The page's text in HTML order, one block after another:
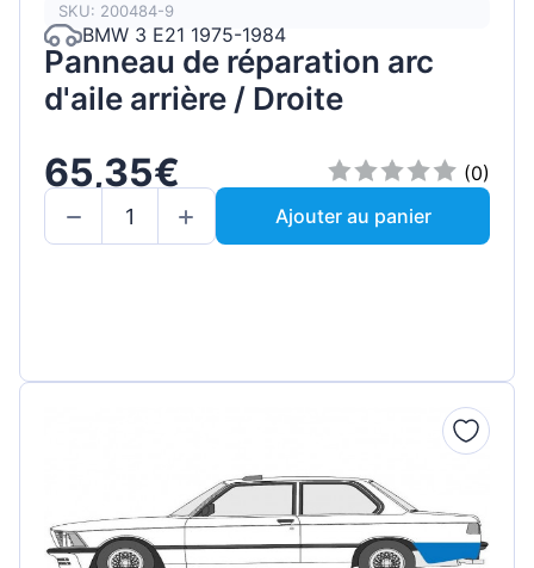
SKU: 200484-9
BMW 3 E21 1975-1984
Panneau de réparation arc
d'aile arrière / Droite
65,35€
(0)
Ajouter au panier